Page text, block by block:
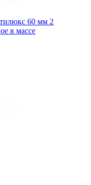
60 мм 2
в массе